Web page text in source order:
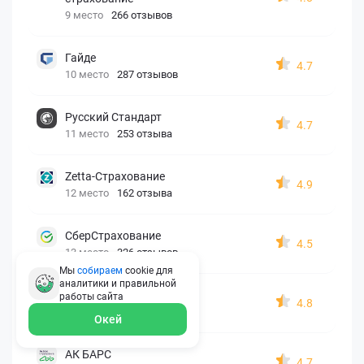
9 место 266 отзывов
Гайде
10 место 287 отзывов
4.7
Русский Стандарт
11 место 253 отзыва
4.7
Zetta-Страхование
12 место 162 отзыва
4.9
СберСтрахование
13 место 326 отзывов
4.5
Евроинс
4.8
АК БАРС
Мы собираем cookie для
аналитики и правильной
работы сайта
Окей